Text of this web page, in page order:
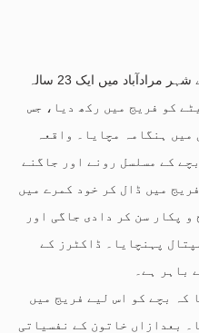
مرادآباد: بھارتی ریاست اترپردیش کے شہر مرادآباد میں ایک 23 سالہ
بیٹے کو فریج میں رکھ دیا، جس
ہنگامہ مچایا۔ واقعہ
کے مسلسل رونے اور جاگنے
میں ڈال کر خود کمرے میں
پکار سن کر دادی جاگی اور
پہنچایا۔ ڈاکٹرز کے
باہر ہے۔
کہ بچے کو اس لیے فریج میں
بعدازاں خاتون کے نفسیاتی